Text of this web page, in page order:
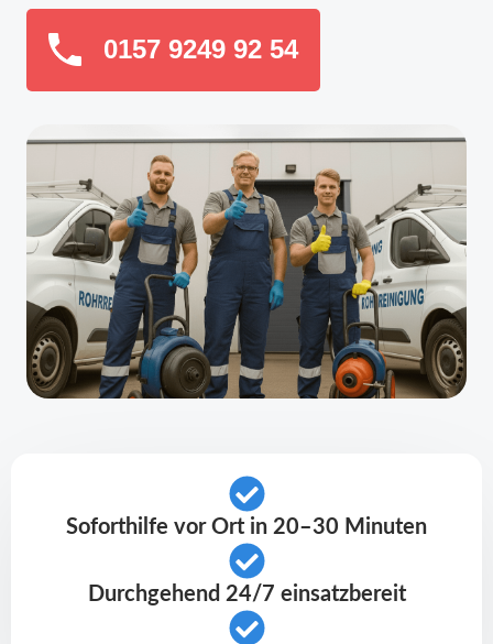
0157 9249 92 54
Soforthilfe vor Ort in 20–30 Minuten
Durchgehend 24/7 einsatzbereit